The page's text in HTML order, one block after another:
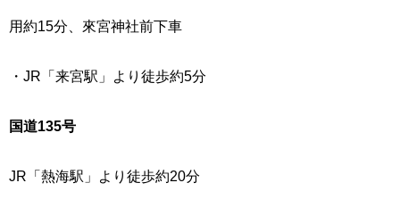
用約15分、來宮神社前下車
・JR「来宮駅」より徒歩約5分
国道135号
JR「熱海駅」より徒歩約20分